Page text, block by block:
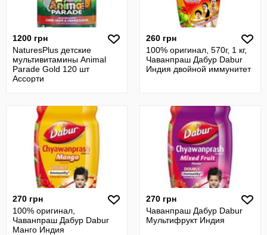
1200 грн
NaturesPlus детские
мультивитамины Animal
Parade Gold 120 шт
Ассорти
260 грн
100% оригинал, 570г, 1 кг,
Чаванпраш Дабур Dabur
Индия двойной иммунитет
270 грн
100% оригинал,
Чаванпраш Дабур Dabur
Манго Индия
270 грн
Чаванпраш Дабур Dabur
Мультифрукт Индия